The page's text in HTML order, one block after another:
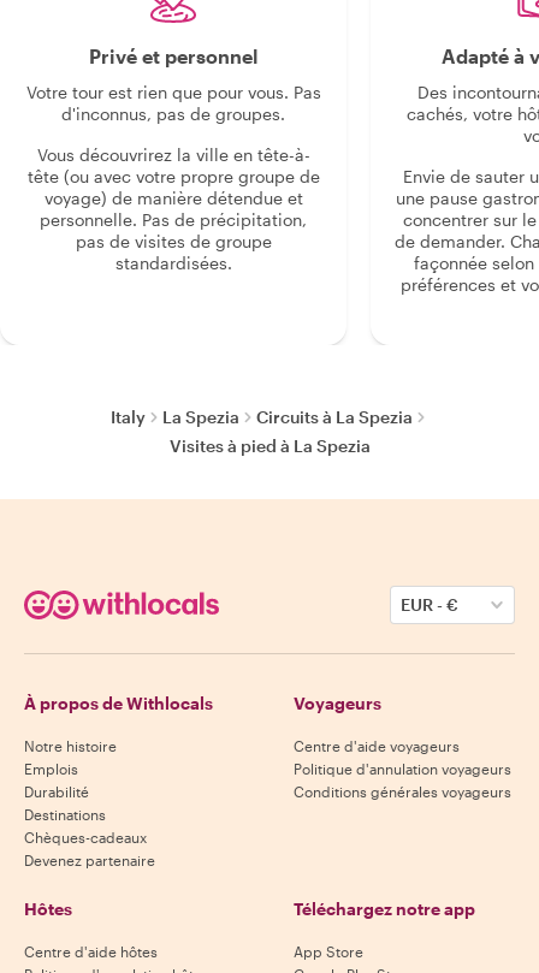
Privé et personnel
Votre tour est rien que pour vous. Pas
d'inconnus, pas de groupes.
Vous découvrirez la ville en tête-à-
tête (ou avec votre propre groupe de
voyage) de manière détendue et
personnelle. Pas de précipitation,
pas de visites de groupe
standardisées.
Adapté à
Des
cachés, votre
Envie de sauter
une pause
concentrer sur
de demander.
façonnée
préférences et
Italy La Spezia
Circuits à La Spezia
Visites à pied à La Spezia
EUR-€
À propos de Withlocals
Notre histoire
Emplois
Durabilité
Destinations
Chèques-cadeaux
Devenez partenaire
Voyageurs
Centre d'aide voyageurs
Politique d'annulation voyageurs
Conditions générales voyageurs
Hôtes
Centre d'aide hôtes
Téléchargez notre app
App Store